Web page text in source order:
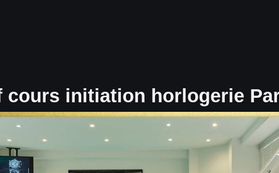
cours initiation horlogerie